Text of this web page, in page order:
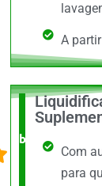
A
O +
barato,
Com
para